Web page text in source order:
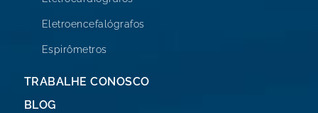
Eletroencefalógrafos
Espirômetros
TRABALHE CONOSCO
BLOG